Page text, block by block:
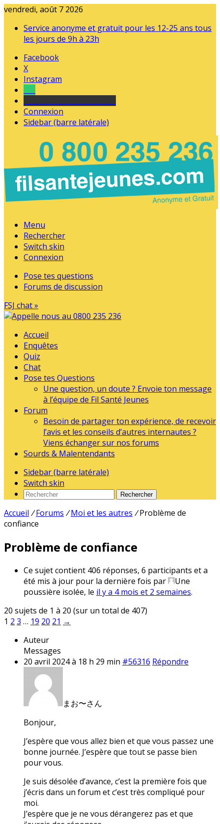
vendredi, août 7 2026
Service anonyme et gratuit pour les 12-25 ans tous
les jours de 9h à 23h
Facebook
X
Instagram
Connexion
Sidebar (barre latérale)
Menu
Rechercher
Switch skin
Connexion
Pose tes questions
Forums de discussion
FSJ chat »
Accueil
Enquêtes
Quiz
Chat
Pose tes Questions
Une question, un doute ? Envoie ton message
à l’équipe de Fil Santé Jeunes
Forum
Besoin de partager ton expérience, de recevoir
l’avis et les conseils d’autres internautes ?
Viens échanger sur nos forums
Sourds & Malentendants
Sidebar (barre latérale)
Switch skin
Rechercher
Accueil / Forums / Moi et les autres / Problème de
confiance
Problème de confiance
Ce sujet contient 406 réponses, 6 participants et a
été mis à jour pour la dernière fois par
Une
poussière isolée, le il y a 4 mois et 2 semaines.
20 sujets de 1 à 20 (sur un total de 407)
1 2 3 … 19 20 21 →
Auteur
Messages
20 avril 2024 à 18 h 29 min #56316 Répondre
まお〜さん
Bonjour,
J’espère que vous allez bien et que vous passez une
bonne journée. J’espère que tout se passe bien
pour vous.
Je suis désolée d’avance, c’est la première fois que
j’écris dans un forum et c’est très compliqué pour
moi.
J’espère que je ne vous dérangerez pas et que